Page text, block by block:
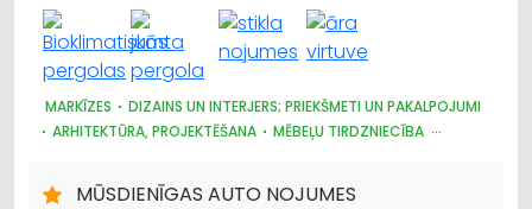
MARKĪZES
DIZAINS UN INTERJERS; PRIEKŠMETI UN PAKALPOJUMI
ARHITEKTŪRA, PROJEKTĒŠANA
MĒBEĻU TIRDZNIECĪBA
BŪVMATERIĀLU, BŪVKONSTRUKCIJU TIRDZNIECĪBA
MŪSDIENĪGAS AUTO NOJUMES